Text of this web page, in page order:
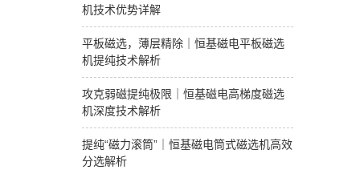
机技术优势详解
平板磁选，薄层精除｜恒基磁电平板磁选
机提纯技术解析
攻克弱磁提纯极限｜恒基磁电高梯度磁选
机深度技术解析
提纯“磁力滚筒”｜恒基磁电筒式磁选机高效
分选解析